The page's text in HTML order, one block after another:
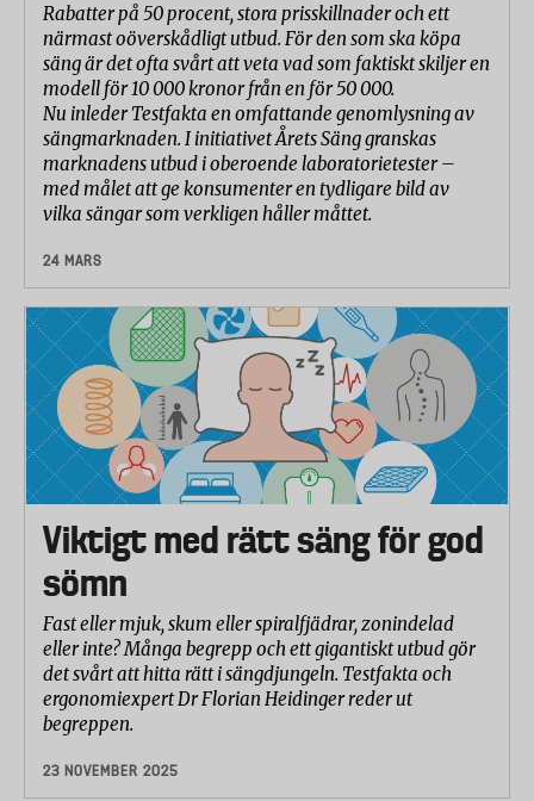
- Gå ned i vikt.
- Sluta röka.
- Undvik alkohol.
- Sov på magen eller sidan.
- Vid svårare snarkningar, sömnproblem eller
andningsuppehåll – sök hjälp
Rabatter på 50 procent, stora prisskillnader och ett
närmast oöverskådligt utbud. För den som ska köpa
säng är det ofta svårt att veta vad som faktiskt skiljer en
modell för 10 000 kronor från en för 50 000.
Nu inleder Testfakta en omfattande genomlysning av
sängmarknaden. I initiativet Årets Säng granskas
marknadens utbud i oberoende laboratorietester –
med målet att ge konsumenter en tydligare bild av
vilka sängar som verkligen håller måttet.
24 MARS
Viktigt med rätt säng för god
sömn
Fast eller mjuk, skum eller spiralfjädrar, zonindelad
eller inte? Många begrepp och ett gigantiskt utbud gör
det svårt att hitta rätt i sängdjungeln. Testfakta och
ergonomiexpert Dr Florian Heidinger reder ut
begreppen.
23 NOVEMBER 2025